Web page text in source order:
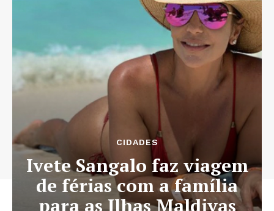
CIDADES
Ivete Sangalo faz viagem
de férias com a família
para as Ilhas Maldivas